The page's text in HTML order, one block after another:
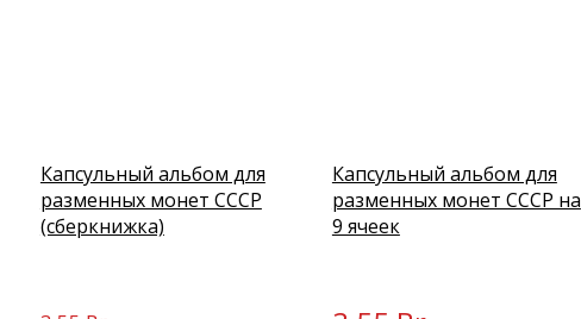
Капсульный альбом для
разменных монет СССР
(сберкнижка)
Капсульный альбом для
разменных монет СССР на
9 ячеек